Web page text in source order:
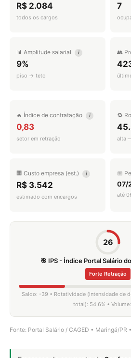
R$ 2.084
todos os cargos
7
📊 Amplitude salarial i
9%
piso → teto
👥
🔥 Índice de contratação i
0,83
setor em retração
🔁
alta
🏢 Custo empresa (est.) i
R$ 3.542
estimado com encargos
📅
07/
até
26
🎯 IPS - Índice Portal Salário
Forte Retração
Saldo: -39 • Rotatividade (intensidade de
total): 54,6% •
Fonte: Portal Salário / CAGED • Maringá/